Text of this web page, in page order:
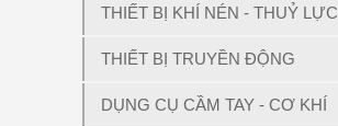
THIẾT BỊ KHÍ NÉN - THUỶ LỰC
THIẾT BỊ TRUYỀN ĐỘNG
DỤNG CỤ CẦM TAY - CƠ KHÍ